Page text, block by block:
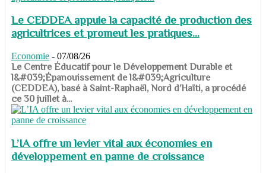
Le CEDDEA appuie la capacité de production des
agricultrices et promeut les pratiques...
Economie - 07/08/26
​​​​​​​Le Centre Éducatif pour le Développement Durable et
l&#039;Épanouissement de l&#039;Agriculture
(CEDDEA), basé à Saint-Raphaël, Nord d’Haïti, a procédé
ce 30 juillet à...
L’IA offre un levier vital aux économies en
développement en panne de croissance